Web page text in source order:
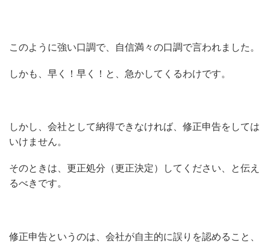
このように強い口調で、自信満々の口調で言われました。
しかも、早く！早く！と、急かしてくるわけです。
しかし、会社として納得できなければ、修正申告をしては
いけません。
そのときは、更正処分（更正決定）してください、と伝え
るべきです。
修正申告というのは、会社が自主的に誤りを認めること、